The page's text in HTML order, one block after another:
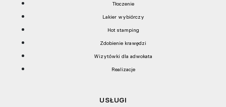
Tłoczenie
Lakier wybiórczy
Hot stamping
Zdobienie krawędzi
Wizytówki dla adwokata
Realizacje
USŁUGI